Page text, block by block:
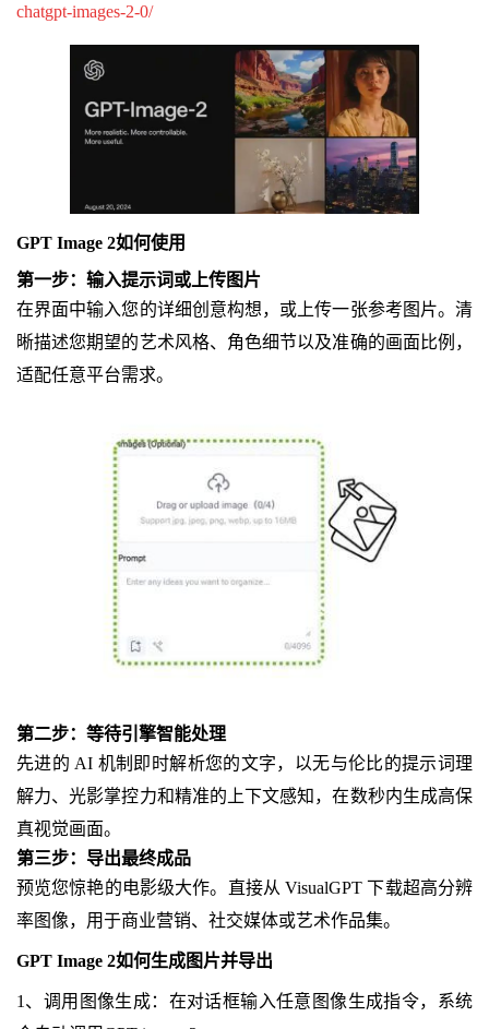
chatgpt-images-2-0/
GPT Image 2如何使用
第一步：输入提示词或上传图片
在界面中输入您的详细创意构想，或上传一张参考图片。清
晰描述您期望的艺术风格、角色细节以及准确的画面比例，
适配任意平台需求。
第二步：等待引擎智能处理
先进的 AI 机制即时解析您的文字，以无与伦比的提示词理
解力、光影掌控力和精准的上下文感知，在数秒内生成高保
真视觉画面。
第三步：导出最终成品
预览您惊艳的电影级大作。直接从 VisualGPT 下载超高分辨
率图像，用于商业营销、社交媒体或艺术作品集。
GPT Image 2如何生成图片并导出
1、调用图像生成：在对话框输入任意图像生成指令，系统